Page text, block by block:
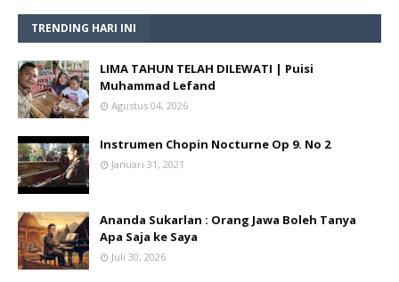
TRENDING HARI INI
LIMA TAHUN TELAH DILEWATI | Puisi
Muhammad Lefand
Agustus 04, 2026
Instrumen Chopin Nocturne Op 9. No 2
Januari 31, 2021
Ananda Sukarlan : Orang Jawa Boleh Tanya
Apa Saja ke Saya
Juli 30, 2026